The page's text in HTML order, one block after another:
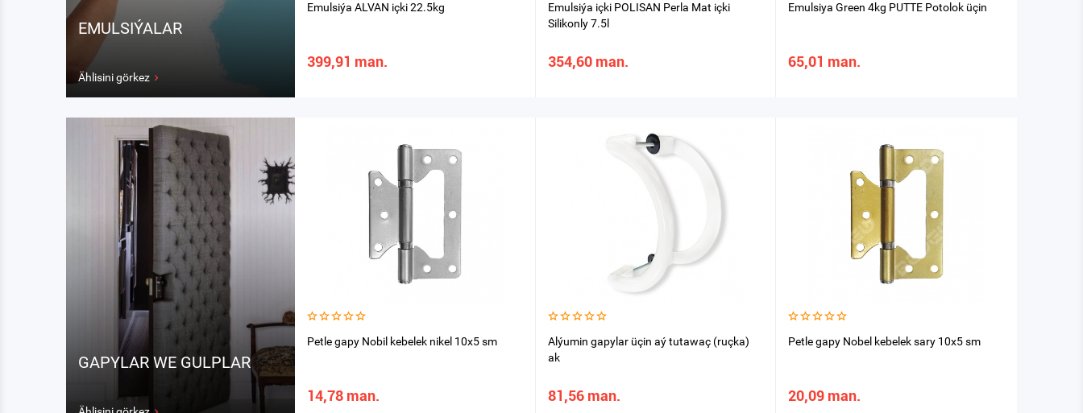
EMULSIÝALAR
Ählisini görkez
Emulsiýa ALVAN içki 22.5kg
399,91 man.
Emulsiýa içki POLISAN Perla Mat içki
Silikonly 7.5l
354,60 man.
Emulsiya Green 4kg PUTTE Potolok üçin
65,01 man.
GAPYLAR WE GULPLAR
Petle gapy Nobil kebelek nikel 10x5 sm
14,78 man.
Alýumin gapylar üçin aý tutawaç (ruçka)
ak
81,56 man.
Petle gapy Nobel kebelek sary 10x5 sm
20,09 man.